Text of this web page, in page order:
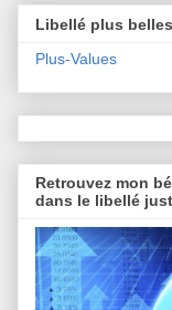
Libellé plus
Plus-Values
Retrouvez mon
dans le libellé